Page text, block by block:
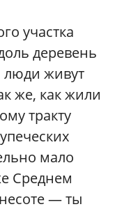
участка
деревень
люди живут
же, как жили
тракту
мало
Среднем
— ты